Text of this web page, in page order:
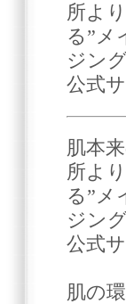
所よ
る”メ
ジン
公式
肌本
所よ
る”メ
ジン
公式
肌の